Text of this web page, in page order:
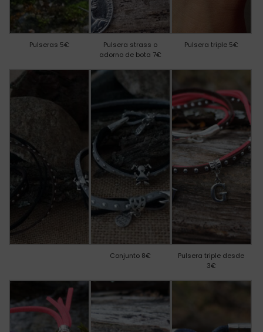
Pulseras 5€
Pulsera strass o
adorno de bota 7€
Pulsera triple 5€
Conjunto 8€
Pulsera triple desde
3€